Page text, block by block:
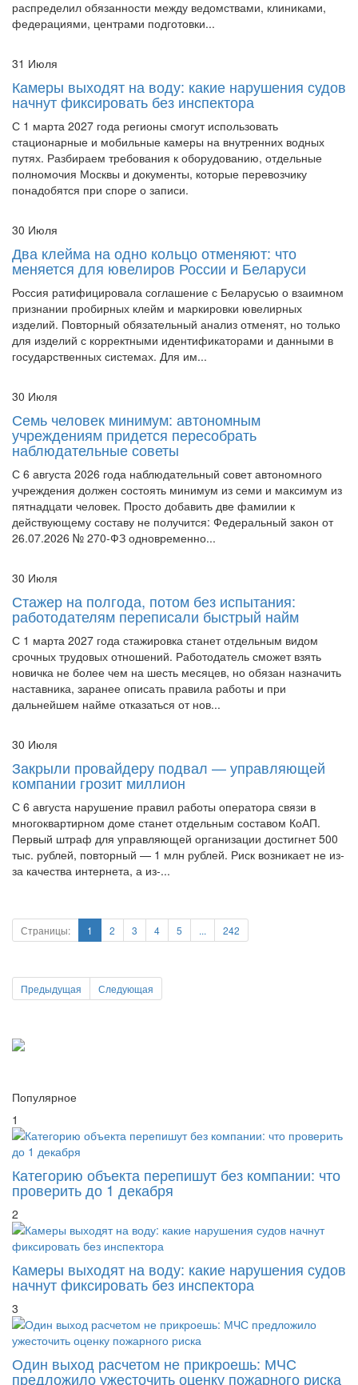
31 Июля
начнут фиксировать без инспектора
С 1 марта 2027 года регионы смогут использовать
стационарные и мобильные камеры на внутренних водных
путях. Разбираем требования к оборудованию, отдельные
полномочия Москвы и документы, которые перевозчику
понадобятся при споре о записи.
30 Июля
меняется для ювелиров России и Беларуси
Россия ратифицировала соглашение с Беларусью о взаимном
признании пробирных клейм и маркировки ювелирных
изделий. Повторный обязательный анализ отменят, но только
для изделий с корректными идентификаторами и данными в
государственных системах. Для им...
30 Июля
учреждениям придется пересобрать
наблюдательные советы
С 6 августа 2026 года наблюдательный совет автономного
учреждения должен состоять минимум из семи и максимум из
пятнадцати человек. Просто добавить две фамилии к
действующему составу не получится: Федеральный закон от
26.07.2026 № 270-ФЗ одновременно...
30 Июля
работодателям переписали быстрый найм
С 1 марта 2027 года стажировка станет отдельным видом
срочных трудовых отношений. Работодатель сможет взять
новичка не более чем на шесть месяцев, но обязан назначить
наставника, заранее описать правила работы и при
дальнейшем найме отказаться от нов...
30 Июля
компании грозит миллион
С 6 августа нарушение правил работы оператора связи в
многоквартирном доме станет отдельным составом КоАП.
Первый штраф для управляющей организации достигнет 500
тыс. рублей, повторный — 1 млн рублей. Риск возникает не из-
за качества интернета, а из-...
Категорию объекта перепишут без компании: что
проверить до 1 декабря
2
Камеры выходят на воду: какие нарушения судов
начнут фиксировать без инспектора
3
Один выход расчетом не прикроешь: МЧС
предложило ужесточить оценку пожарного риска
4